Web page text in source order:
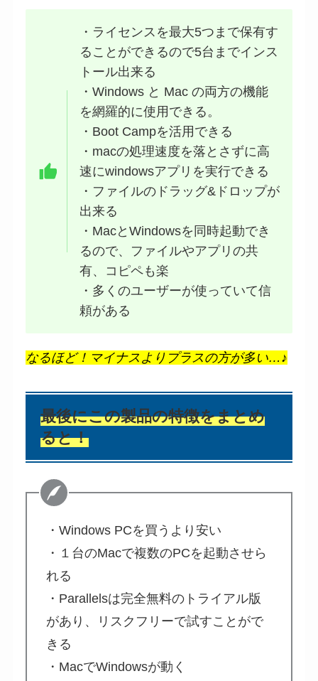
・ライセンスを最大5つまで保有す
ることができるので5台までインス
トール出来る
・Windows と Mac の両方の機能
を網羅的に使用できる。
・Boot Campを活用できる
・macの処理速度を落とさずに高
速にwindowsアプリを実行できる
・ファイルのドラッグ&ドロップが
出来る
・MacとWindowsを同時起動でき
るので、ファイルやアプリの共
有、コピペも楽
・多くのユーザーが使っていて信
頼がある
なるほど！マイナスよりプラスの方が多い…♪
最後にこの製品の特徴をまとめ
ると！
・Windows PCを買うより安い
・１台のMacで複数のPCを起動させら
れる
・Parallelsは完全無料のトライアル版
があり、リスクフリーで試すことがで
きる
・MacでWindowsが動く